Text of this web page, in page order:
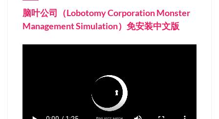
脑叶公司（Lobotomy Corporation Monster
Management Simulation）免安装中文版